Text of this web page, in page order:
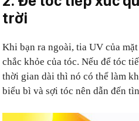
trời
Khi bạn ra ngoài, tia UV của
chắc khỏe của tóc. Nếu để tóc
thời gian dài thì nó có thể làm
biểu bì và sợi tóc nên dẫn đến